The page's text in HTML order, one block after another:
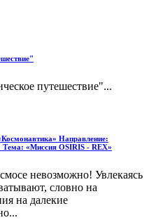
путешествие"...
Направление:
Тема: «Миссия OSIRIS - REX»
невозможно! Увлекаясь
словно на
на далекие